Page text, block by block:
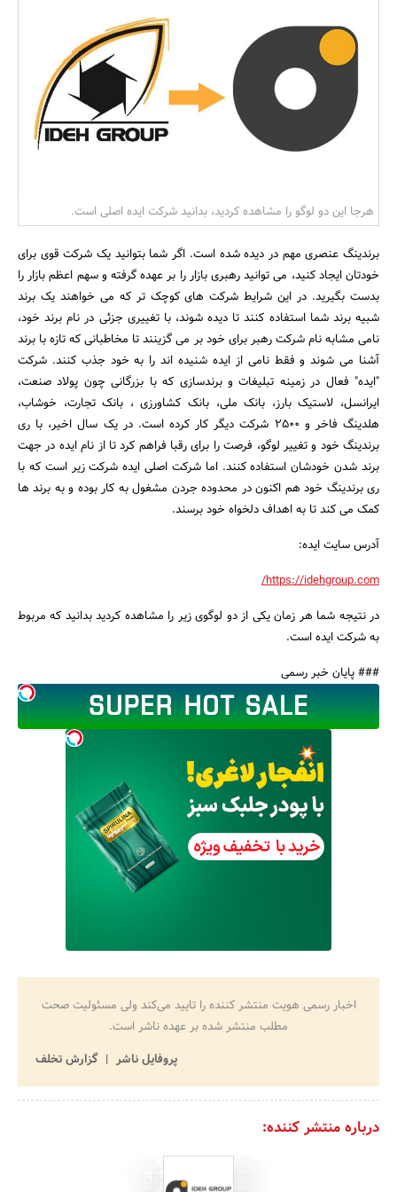
بانک، بیمه و سرمایه
مسکن و ساختمان
جستجو
هرجا این دو لوگو را مشاهده کردید، بدانید شرکت ایده اصلی است.
برندینگ عنصری مهم در دیده شده است. اگر شما بتوانید یک شرکت قوی برای
خودتان ایجاد کنید، می توانید رهبری بازار را بر عهده گرفته و سهم اعظم بازار را
بدست بگیرید. در این شرایط شرکت های کوچک تر که می خواهند یک برند
شبیه برند شما استفاده کنند تا دیده شوند، با تغییری جزئی در نام برند خود،
نامی مشابه نام شرکت رهبر برای خود بر می گزینند تا مخاطبانی که تازه با برند
آشنا می شوند و فقط نامی از ایده شنیده اند را به خود جذب کنند. شرکت
"ایده" فعال در زمینه تبلیغات و برندسازی که با بزرگانی چون پولاد صنعت،
ایرانسل، لاستیک بارز، بانک ملی، بانک کشاورزی ، بانک تجارت، خوشاب،
هلدینگ فاخر و 2500 شرکت دیگر کار کرده است. در یک سال اخیر، با ری
برندینگ خود و تغییر لوگو، فرصت را برای رقبا فراهم کرد تا از نام ایده در جهت
برند شدن خودشان استفاده کنند. اما شرکت اصلی ایده شرکت زیر است که با
ری برندینگ خود هم اکنون در محدوده جردن مشغول به کار بوده و به برند ها
کمک می کند تا به اهداف دلخواه خود برسند.
آدرس سایت ایده:
https://idehgroup.com/
در نتیجه شما هر زمان یکی از دو لوگوی زیر را مشاهده کردید بدانید که مربوط
به شرکت ایده است.
### پایان خبر رسمی
اخبار رسمی هویت منتشر کننده را تایید می‌کند ولی مسئولیت صحت
مطلب منتشر شده بر عهده ناشر است.
پروفایل ناشر
گزارش تخلف
درباره منتشر کننده: